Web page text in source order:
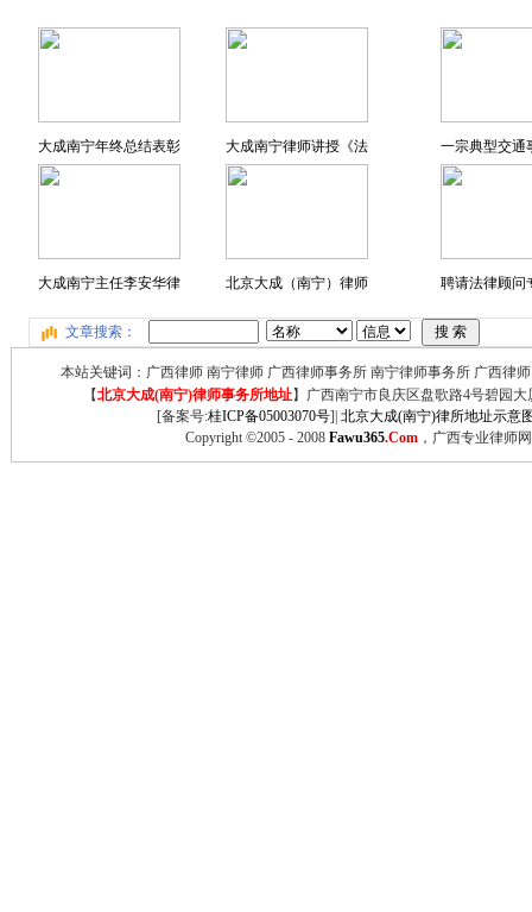
大成南宁年终总结表彰 大成南宁律师讲授《法
大成南宁主任李安华律 北京大成（南宁）律师
一宗典型交通
聘请法律顾问
文章搜索：
本站关键词：广西律师 南宁律师 广西律师事务所 南宁律师事务所 广西律
【北京大成(南宁)律师事务所地址】广西南宁市良庆区盘歌路4号碧园
[备案号:桂ICP备05003070号]| 北京大成(南宁)律所地址示意
Copyright ©2005 - 2008 Fawu365.Com，广西专业律师